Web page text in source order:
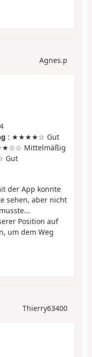
Agnes.p
: ★★★★☆ Gut
Mittelmäßig
Gut
der App konnte
sehen, aber nicht
Position auf
um dem Weg
Thierry63400